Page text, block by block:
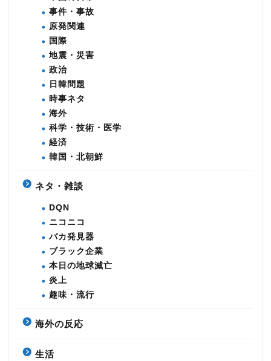
事件・事故
原発関連
国際
地震・災害
政治
日韓問題
時事ネタ
海外
科学・技術・医学
経済
韓国・北朝鮮
ネタ・雑談
DQN
ニコニコ
バカ発見器
ブラック企業
本日の地球滅亡
炎上
趣味・流行
海外の反応
生活